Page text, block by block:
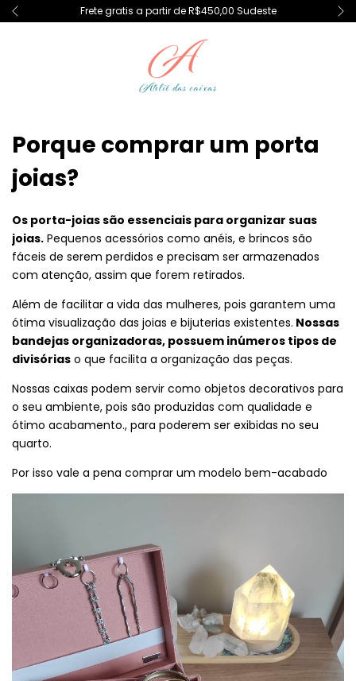
Frete gratis a partir de R$450,00 Sudeste
Porque comprar um porta
joias?
Os porta-joias são essenciais para organizar suas
joias. Pequenos acessórios como anéis, e brincos são
fáceis de serem perdidos e precisam ser armazenados
com atenção, assim que forem retirados.
Além de facilitar a vida das mulheres, pois garantem uma
ótima visualização das joias e bijuterias existentes. Nossas
bandejas organizadoras, possuem inúmeros tipos de
divisórias o que facilita a organização das peças.
Nossas caixas podem servir como objetos decorativos para
o seu ambiente, pois são produzidas com qualidade e
ótimo acabamento., para poderem ser exibidas no seu
quarto.
Por isso vale a pena comprar um modelo bem-acabado